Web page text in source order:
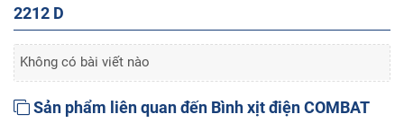
2212 D
Không có bài viết nào
Sản phẩm liên quan đến Bình xịt điện COMBAT